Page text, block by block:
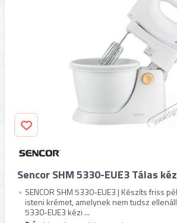
Sencor SHM 5330-EUE3 Tálas
SENCOR SHM 5330-EUE3 | Készíts friss
isteni krémet, amelynek nem tudsz
5330-EUE3 kézi ...